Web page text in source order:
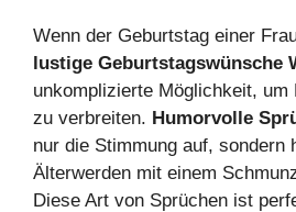
Wenn der Geburtstag einer
lustige Geburtstagswünsche
unkomplizierte Möglichkeit, um
zu verbreiten. Humorvolle
nur die Stimmung auf, sondern
Älterwerden mit einem
Diese Art von Sprüchen ist